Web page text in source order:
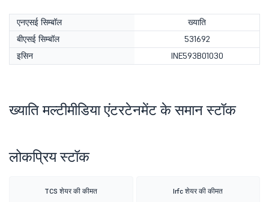
एनएसई सिम्बॉल
ख्याति
बीएसई सिम्बॉल
531692
इसिन
INE593B01030
ख्याति मल्टीमीडिया एंटरटेनमेंट के समान स्टॉक
लोकप्रिय स्टॉक
TCS शेयर की कीमत Irfc शेयर की कीमत